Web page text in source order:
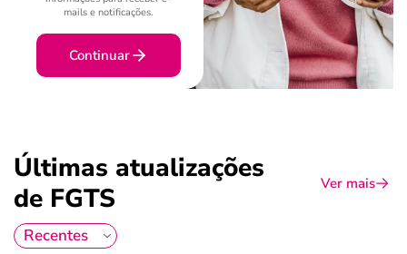
mails e notificações.
Continuar
Últimas atualizações
de FGTS
Ver mais